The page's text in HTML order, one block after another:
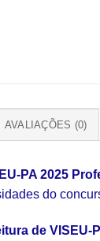
AVALIAÇÕES (0)
PA 2025
do
de VISEU-